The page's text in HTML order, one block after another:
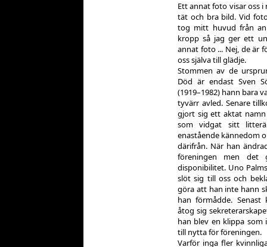
Ett annat foto visar oss i
tät och bra bild. Vid
tog mitt huvud från
kropp så jag ger ett
annat foto ... Nej, de är
oss själva till glädje.
Stommen av de
Död är endast Sven
(1919–1982) hann bara
tyvärr avled. Senare
gjort sig ett aktat namn
som vidgat sitt
enastående kännedom
därifrån. När han
föreningen men
disponibilitet. Uno
slöt sig till oss och
göra att han inte hann
han förmådde.
åtog sig
han blev en klippa
till nytta för föreningen.
Varför inga fler